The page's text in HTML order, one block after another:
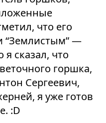
что его
“Землистым” —
я сказал, что
горшка,
Сергеевич,
я уже готов
:D